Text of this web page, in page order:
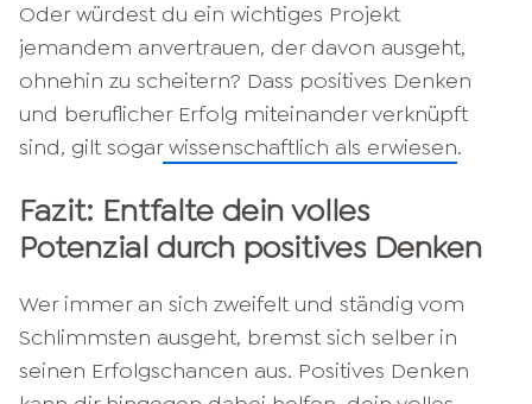
Oder würdest du ein wichtiges Projekt
jemandem anvertrauen, der davon ausgeht,
ohnehin zu scheitern? Dass positives Denken
und beruflicher Erfolg miteinander verknüpft
sind, gilt sogarwissenschaftlich als erwiesen.
Fazit: Entfalte dein volles
Potenzial durch positives Denken
Wer immer an sich zweifelt und ständig vom
Schlimmsten ausgeht, bremst sich selber in
seinen Erfolgschancen aus. Positives Denken